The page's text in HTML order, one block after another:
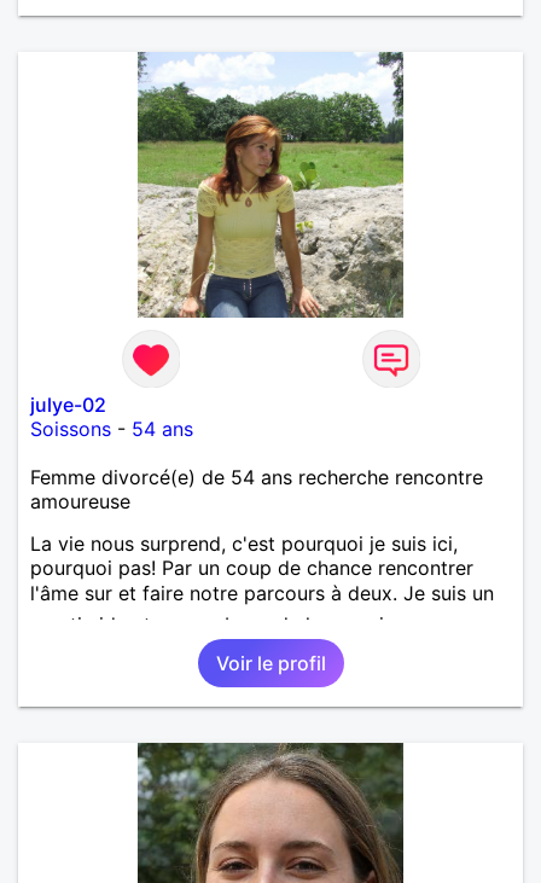
julye-02
Soissons - 54 ans
Femme divorcé(e) de 54 ans recherche rencontre
amoureuse
La vie nous surprend, c'est pourquoi je suis ici,
pourquoi pas! Par un coup de chance rencontrer
l'âme sur et faire notre parcours à deux. Je suis un
peu timide et un peu bavarde lorsque je me sens
bien. J'attends de vos nouvelles.
Voir le profil